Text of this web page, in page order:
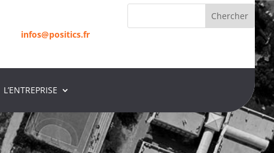
infos@positics.fr
infos@positics.fr
L’ENTREPRISE